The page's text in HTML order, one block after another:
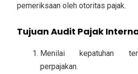
pemeriksaan oleh otoritas pajak.
Tujuan Audit Pajak
Menilai kepatuhan
perpajakan.